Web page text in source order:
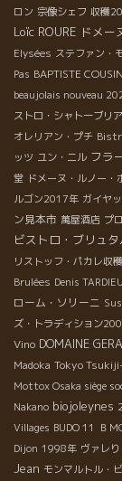
ロン 宗像シェフ 収穫
Loïc ROURE ドメー
Elysées ステファン・
Pas BAPTISTE COUSIN
beaujolais nouveau
ストロ・シャトーブリ
オレリアン・プチ
ッツ ユン・ニル フラ
堂 ドメーヌ・ルノー・
ルゴン2017年 ガイヤ
ン見本市 萬屋酒店 プ
ビストロ・ブリュタ
リストッフ・パカレ収
Brulées Denis TARDIEU
ローム・ソリーニ
ズ・トラディション
Vino DOMAINE
Madoka Tokyo
Mottox Osaka siège
Nakano biojoleynes
Villages BUDO 11 Ｂ
Dijon 1998年 ヴァレり
Jean モンマルトル・